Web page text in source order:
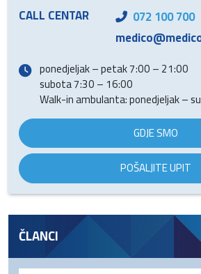
CALL CENTAR
072 100 700
ponedjeljak – petak 7:00 – 21:00
subota 7:30 – 16:00
Walk-in ambulanta: ponedjeljak –
GDJE SMO
POŠALJITE UPIT
ČLANCI